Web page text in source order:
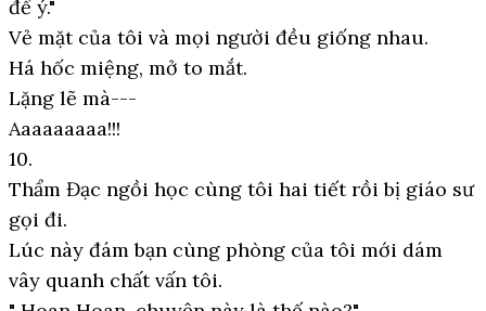
để ý."
Vẻ mặt của tôi và mọi người đều giống nhau.
Há hốc miệng, mở to mắt.
Lặng lẽ mà---
Aaaaaaaaa!!!
10.
Thẩm Đạc ngồi học cùng tôi hai tiết rồi bị giáo sư
gọi đi.
Lúc này đám bạn cùng phòng của tôi mới dám
vây quanh chất vấn tôi.